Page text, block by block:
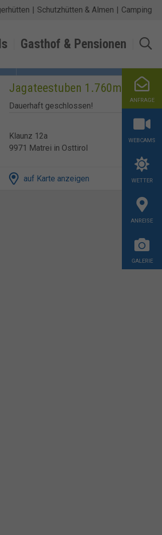
Schutzhütten & Almen Camping
Gasthof & Pensionen
ANFRAGE
WEBCAMS
WETTER
ANREISE
GALERIE
Jagateestuben 1.760m
Dauerhaft geschlossen!
Klaunz 12a
9971 Matrei in Osttirol
auf Karte anzeigen